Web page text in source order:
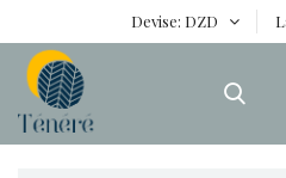
Devise DZD